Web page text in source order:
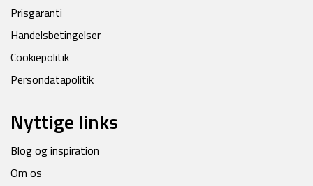
Prisgaranti
Handelsbetingelser
Cookiepolitik
Persondatapolitik
Nyttige links
Blog og inspiration
Om os